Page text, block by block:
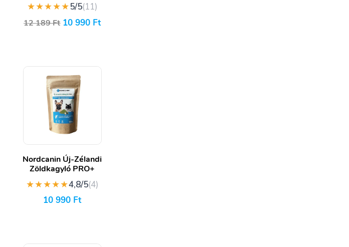
★★★★★5/5(11)
12 189Ft 10 990 Ft
Nordcanin Új-Zélandi
Zöldkagyló PRO+
★★★★★4,8/5(4)
10 990 Ft